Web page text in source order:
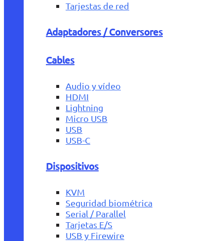
Tarjestas de red
Adaptadores / Conversores
Cables
Audio y vídeo
HDMI
Lightning
Micro USB
USB
USB-C
Dispositivos
KVM
Seguridad biométrica
Serial / Parallel
Tarjetas E/S
USB y Firewire